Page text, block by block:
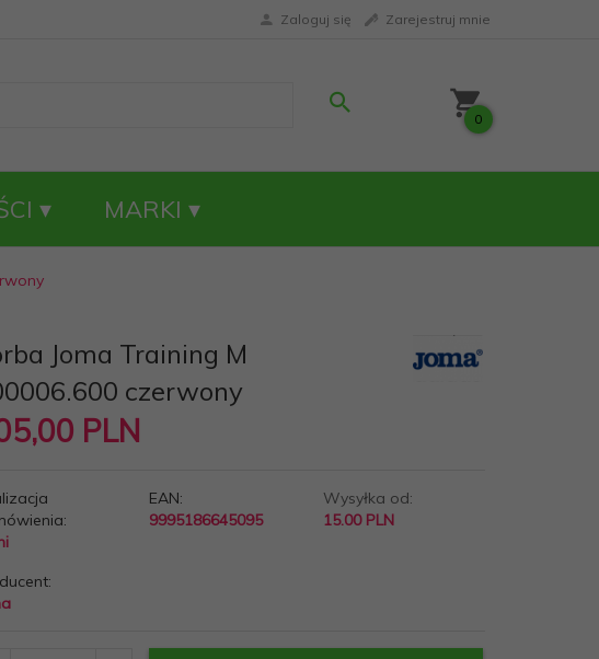
Zaloguj się Zarejestruj mnie
0
MARKI
Joma Training M
czerwony
00 PLN
EAN:
9995186645095
Wysyłka od:
15.00 PLN